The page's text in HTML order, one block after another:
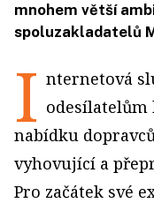
mnohem větší
spoluzakladatelů
I nternetová
nabídku
vyhovující a
Pro začátek své